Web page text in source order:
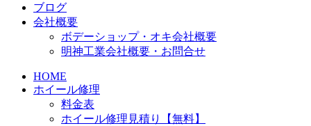
ブログ
会社概要
ボデーショップ・オキ会社概要
明神工業会社概要・お問合せ
HOME
ホイール修理
料金表
ホイール修理見積り【無料】